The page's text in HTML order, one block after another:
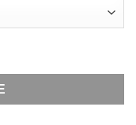
Paçalı, Erkek Boxer adet